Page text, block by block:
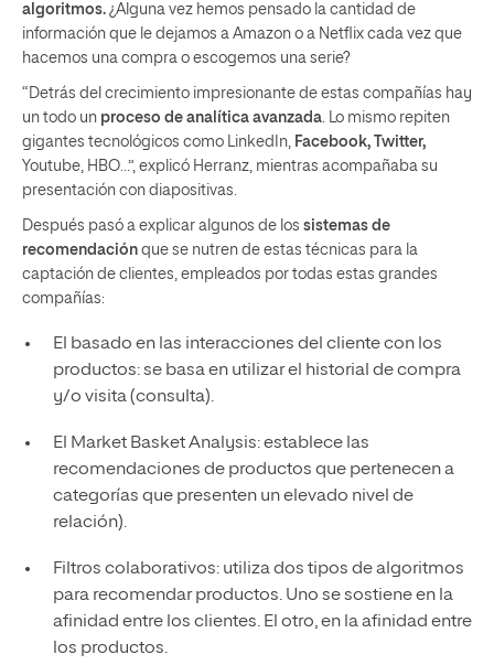
algoritmos. ¿Alguna vez hemos pensado la cantidad de
información que le dejamos a Amazon o a Netflix cada vez que
hacemos una compra o escogemos una serie?
“Detrás del crecimiento impresionante de estas compañías hay
un todo un proceso de analítica avanzada. Lo mismo repiten
gigantes tecnológicos como LinkedIn, Facebook, Twitter,
Youtube, HBO…”, explicó Herranz, mientras acompañaba su
presentación con diapositivas.
Después pasó a explicar algunos de los sistemas de
recomendación que se nutren de estas técnicas para la
captación de clientes, empleados por todas estas grandes
compañías:
El basado en las interacciones del cliente con los
productos: se basa en utilizar el historial de compra
y/o visita (consulta).
El Market Basket Analysis: establece las
recomendaciones de productos que pertenecen a
categorías que presenten un elevado nivel de
relación).
Filtros colaborativos: utiliza dos tipos de algoritmos
para recomendar productos. Uno se sostiene en la
afinidad entre los clientes. El otro, en la afinidad entre
los productos.